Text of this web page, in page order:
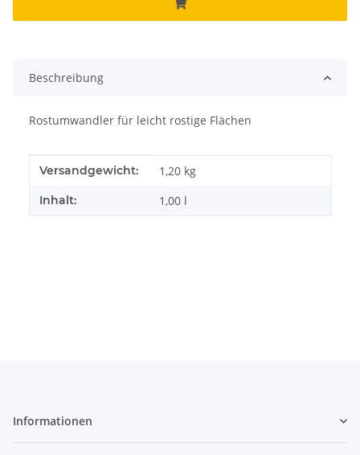
Beschreibung
Rostumwandler für leicht rostige Flächen
Produkteigenschaft
Wert
Versandgewicht: 1,20 kg
Inhalt: 1,00 l
Informationen